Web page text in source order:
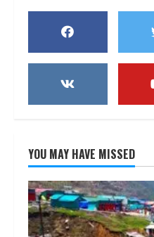
YOU MAY HAVE MISSED